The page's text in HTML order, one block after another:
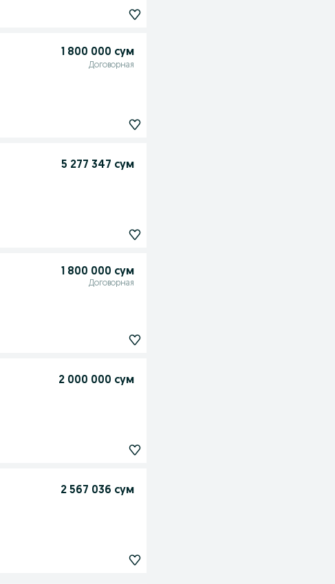
1 800 000 сум
Договорная
5 277 347 сум
1 800 000 сум
Договорная
2 000 000 сум
2 567 036 сум